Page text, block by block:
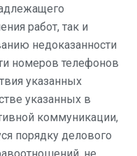
работ, так и
недоказанности
номеров телефонов
указанных
указанных в
коммуникации,
порядку делового